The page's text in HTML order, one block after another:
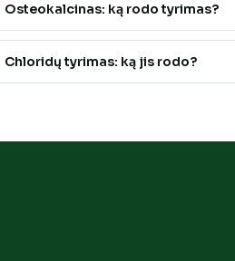
Osteokalcinas: ką rodo tyrimas?
Chloridų tyrimas: ką jis rodo?